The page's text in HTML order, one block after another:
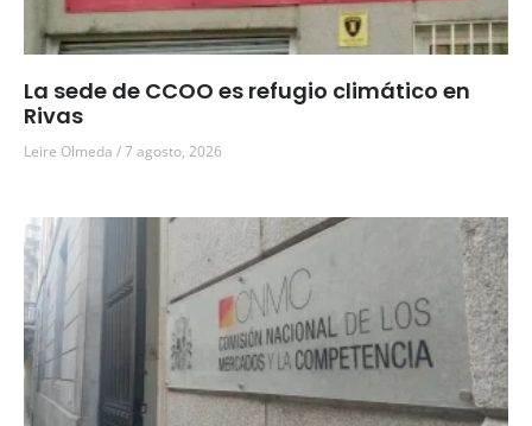
La sede de CCOO es refugio climático en
Rivas
Leire Olmeda 7 agosto, 2026